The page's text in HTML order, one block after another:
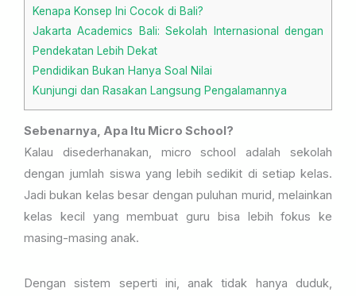
Kenapa Konsep Ini Cocok di Bali?
Jakarta Academics Bali: Sekolah Internasional dengan
Pendekatan Lebih Dekat
Pendidikan Bukan Hanya Soal Nilai
Kunjungi dan Rasakan Langsung Pengalamannya
Sebenarnya, Apa Itu Micro School?
Kalau disederhanakan, micro school adalah sekolah
dengan jumlah siswa yang lebih sedikit di setiap kelas.
Jadi bukan kelas besar dengan puluhan murid, melainkan
kelas kecil yang membuat guru bisa lebih fokus ke
masing-masing anak.
Dengan sistem seperti ini, anak tidak hanya duduk,